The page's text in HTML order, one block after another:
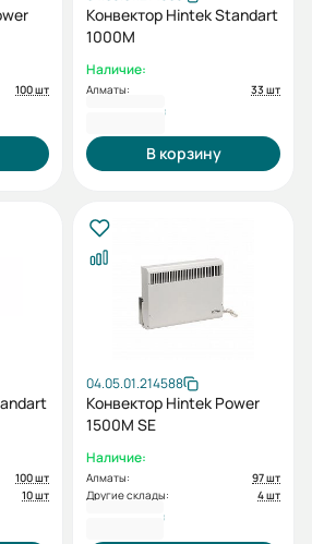
100 шт
Конвектор Hintek Standart
1000M
Наличие:
Алматы: 33 шт
В корзину
100 шт
10 шт
04.05.01.214588
Конвектор Hintek Power
1500M SE
Наличие:
Алматы:
97 шт
Другие склады:
4 шт